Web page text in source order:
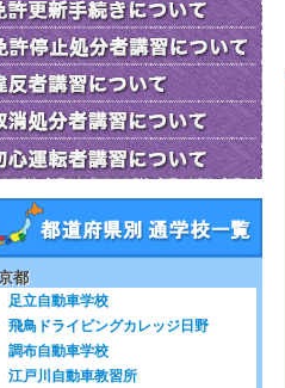
都
足立自動車学校
飛鳥ドライビングカレッジ日野
調布自動車学校
江戸川自動車教習所